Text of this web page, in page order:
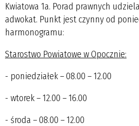
Kwiatowa 1a. Porad prawnych
adwokat. Punkt jest czynny od
harmonogramu:
Starostwo Powiatowe w Opocznie:
- poniedziałek – 08.00 – 12.00
- wtorek – 12.00 – 16.00
- środa – 08.00 – 12.00